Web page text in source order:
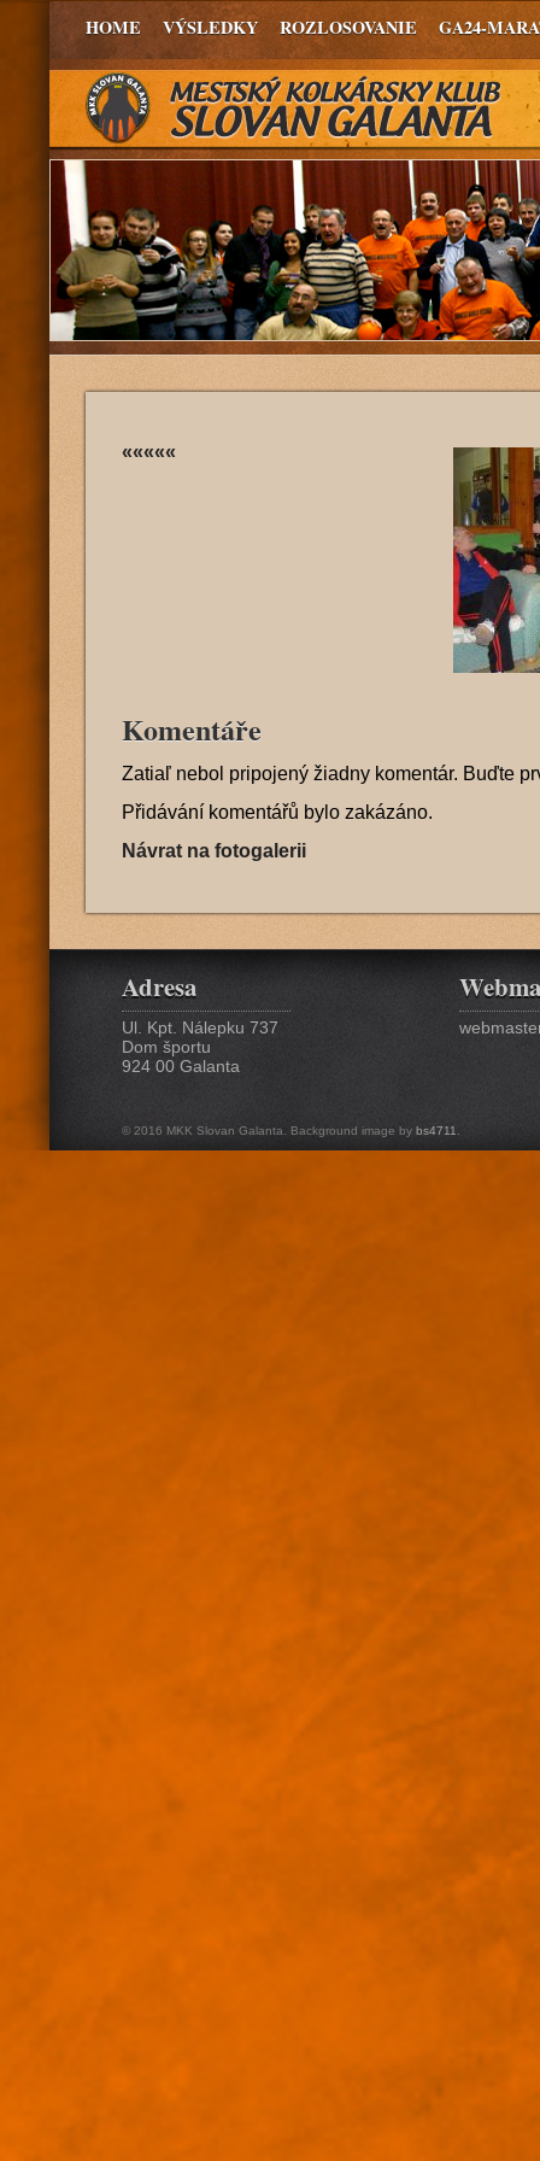
HOME VÝSLEDKY ROZLOSOVANIE GA24-
«««««
Komentáře
Zatiaľ nebol pripojený žiadny komentár. Buďte
Přidávání komentářů bylo zakázáno.
Návrat na fotogalerii
Adresa
Ul. Kpt. Nálepku 737
Dom športu
924 00 Galanta
© 2016 MKK Slovan Galanta. Background image by bs4711